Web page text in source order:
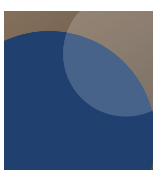
werden können. Kritiker befürchten
Auswirkungen auf die Pflegequalität.